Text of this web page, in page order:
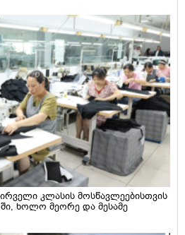
კლასის მოსწავლეებისთვის
ხოლო მეორე და მესამე